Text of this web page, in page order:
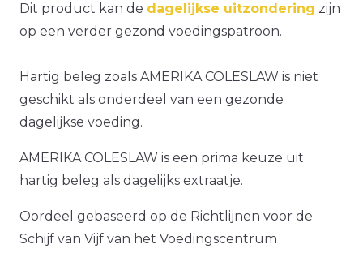
Dit product kan de dagelijkse uitzondering zijn
op een verder gezond voedingspatroon.
Hartig beleg zoals AMERIKA COLESLAW is niet
geschikt als onderdeel van een gezonde
dagelijkse voeding.
AMERIKA COLESLAW is een prima keuze uit
hartig beleg als dagelijks extraatje.
Oordeel gebaseerd op de Richtlijnen voor de
Schijf van Vijf van het Voedingscentrum